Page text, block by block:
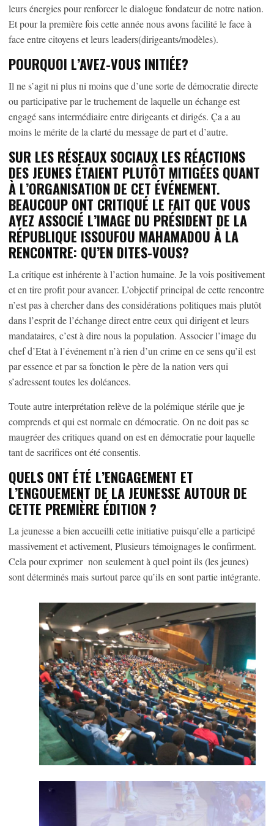
leurs énergies pour renforcer le dialogue fondateur de notre nation.
Et pour la première fois cette année nous avons facilité le face à
face entre citoyens et leurs leaders(dirigeants/modèles).
POURQUOI L’AVEZ-VOUS INITIÉE?
Il ne s’agit ni plus ni moins que d’une sorte de démocratie directe
ou participative par le truchement de laquelle un échange est
engagé sans intermédiaire entre dirigeants et dirigés. Ça a au
moins le mérite de la clarté du message de part et d’autre.
SUR LES RÉSEAUX SOCIAUX LES RÉACTIONS
DES JEUNES ÉTAIENT PLUTÔT MITIGÉES QUANT
À L’ORGANISATION DE CET ÉVÉNEMENT.
BEAUCOUP ONT CRITIQUÉ LE FAIT QUE VOUS
AYEZ ASSOCIÉ L’IMAGE DU PRÉSIDENT DE LA
RÉPUBLIQUE ISSOUFOU MAHAMADOU À LA
RENCONTRE: QU’EN DITES-VOUS?
La critique est inhérente à l’action humaine. Je la vois positivement
et en tire profit pour avancer. L’objectif principal de cette rencontre
n’est pas à chercher dans des considérations politiques mais plutôt
dans l’esprit de l’échange direct entre ceux qui dirigent et leurs
mandataires, c’est à dire nous la population. Associer l’image du
chef d’Etat à l’événement n’à rien d’un crime en ce sens qu’il est
par essence et par sa fonction le père de la nation vers qui
s’adressent toutes les doléances.
Toute autre interprétation relève de la polémique stérile que je
comprends et qui est normale en démocratie. On ne doit pas se
maugréer des critiques quand on est en démocratie pour laquelle
tant de sacrifices ont été consentis.
QUELS ONT ÉTÉ L’ENGAGEMENT ET
L’ENGOUEMENT DE LA JEUNESSE AUTOUR DE
CETTE PREMIÈRE ÉDITION ?
La jeunesse a bien accueilli cette initiative puisqu’elle a participé
massivement et activement, Plusieurs témoignages le confirment.
Cela pour exprimer non seulement à quel point ils (les jeunes)
sont déterminés mais surtout parce qu’ils en sont partie intégrante.